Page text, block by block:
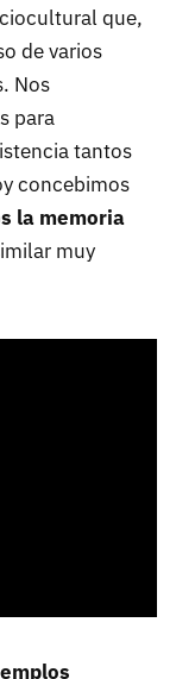
que,
de varios
Nos
para
tantos
concebimos
la memoria
muy